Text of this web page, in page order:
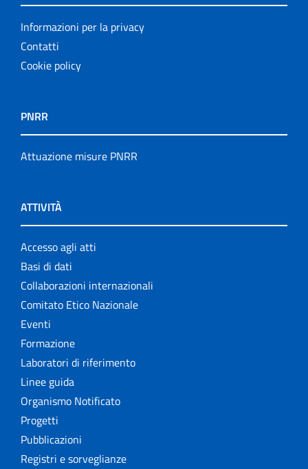
Informazioni per la privacy
Contatti
Cookie policy
PNRR
Attuazione misure PNRR
ATTIVITÀ
Accesso agli atti
Basi di dati
Collaborazioni internazionali
Comitato Etico Nazionale
Eventi
Formazione
Laboratori di riferimento
Linee guida
Organismo Notificato
Progetti
Pubblicazioni
Registri e sorveglianze